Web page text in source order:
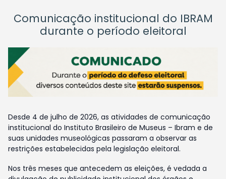
Comunicação institucional do IBRAM
durante o período eleitoral
Desde 4 de julho de 2026, as atividades de comunicação
institucional do Instituto Brasileiro de Museus – Ibram e de
suas unidades museológicas passaram a observar as
restrições estabelecidas pela legislação eleitoral.
Nos três meses que antecedem as eleições, é vedada a